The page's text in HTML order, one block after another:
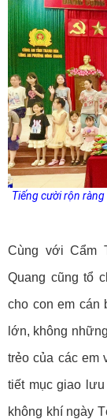
Tiếng cười rộn ràng
Cùng với Cẩm
Quang cũng tổ
cho con em cán
lớn, không
trẻo của các em
tiết mục giao
không khí ngày